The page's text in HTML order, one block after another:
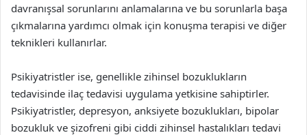
davranışsal sorunlarını anlamalarına ve bu sorunlarla başa
çıkmalarına yardımcı olmak için konuşma terapisi ve diğer
teknikleri kullanırlar.
Psikiyatristler ise, genellikle zihinsel bozuklukların
tedavisinde ilaç tedavisi uygulama yetkisine sahiptirler.
Psikiyatristler, depresyon, anksiyete bozuklukları, bipolar
bozukluk ve şizofreni gibi ciddi zihinsel hastalıkları tedavi